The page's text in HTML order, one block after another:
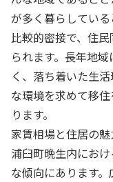
が多く暮らしてい
比較的密接で、住
られます。長年地
く、落ち着いた生
な環境を求めて移
ります。
家賃相場と住居の魅
浦臼町晩生内にお
な傾向にあります